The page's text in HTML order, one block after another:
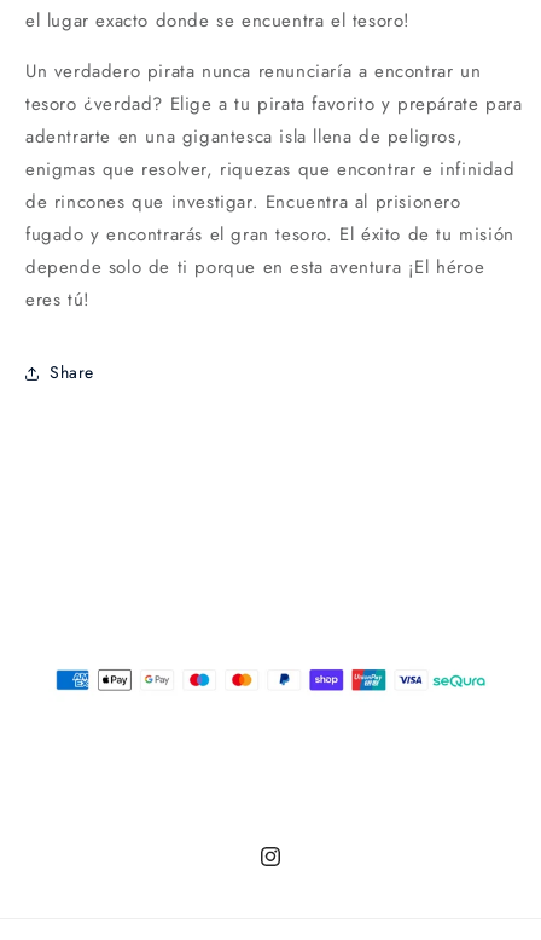
el lugar exacto donde se encuentra el tesoro!
Un verdadero pirata nunca renunciaría a encontrar un
tesoro ¿verdad? Elige a tu pirata favorito y prepárate para
adentrarte en una gigantesca isla llena de peligros,
enigmas que resolver, riquezas que encontrar e infinidad
de rincones que investigar. Encuentra al prisionero
fugado y encontrarás el gran tesoro. El éxito de tu misión
depende solo de ti porque en esta aventura ¡El héroe
eres tú!
Share
Instagram